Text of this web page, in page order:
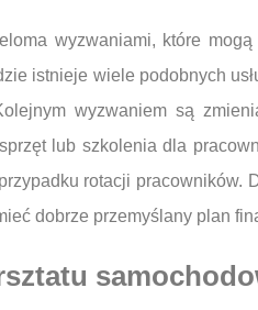
wyzwaniami, które mogą
istnieje wiele podobnych
wyzwaniem są
lub szkolenia dla
rotacji pracowników.
dobrze przemyślany plan